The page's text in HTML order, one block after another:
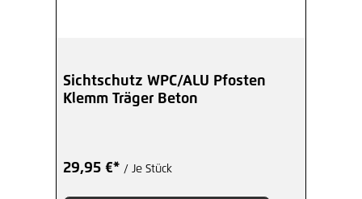
Sichtschutz WPC/ALU Pfosten
Klemm Träger Beton
29,95 €* / Je Stück